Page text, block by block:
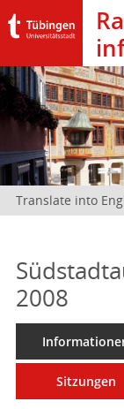
Translate into
2008
Sitzungen